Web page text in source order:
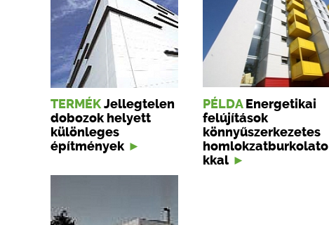
TERMÉK Jellegtelen
dobozok helyett
különleges
építmények
PÉLDA Energetikai
felújítások
könnyűszerkezetes
homlokzatburkolato
kkal